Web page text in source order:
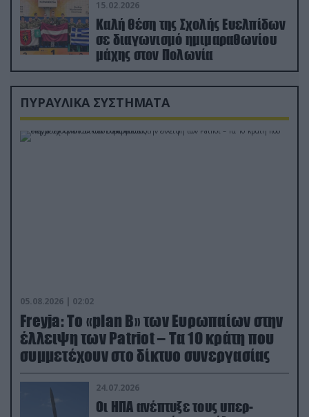
15.02.2026
Καλή θέση της Σχολής Ευελπίδων
σε διαγωνισμό ημιμαραθωνίου
μάχης στον Πολωνία
ΠΥΡΑΥΛΙΚΑ ΣΥΣΤΗΜΑΤΑ
05.08.2026 | 02:02
Freyja: Το «plan Β» των Ευρωπαίων στην
έλλειψη των Patriot – Τα 10 κράτη που
συμμετέχουν στο δίκτυο συνεργασίας
24.07.2026
Οι ΗΠΑ ανέπτυξε τους υπερ-